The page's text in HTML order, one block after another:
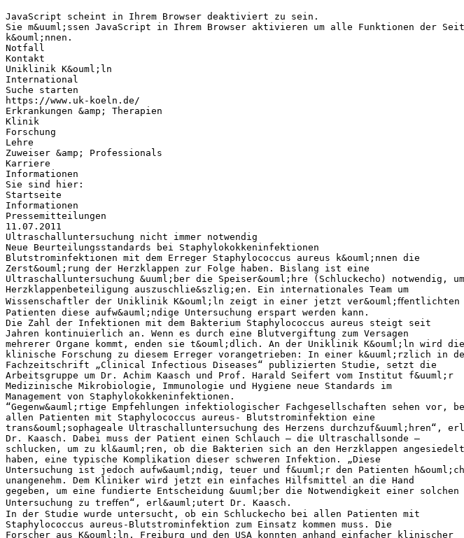
JavaScript scheint in Ihrem Browser deaktiviert zu sein.
Sie m&uuml;ssen JavaScript in Ihrem Browser aktivieren um alle Funktionen der
k&ouml;nnen.
Notfall
Kontakt
Uniklinik K&ouml;ln
International
Suche starten
https://www.uk-koeln.de/
Erkrankungen &amp; Therapien
Klinik
Forschung
Lehre
Zuweiser &amp; Professionals
Karriere
Informationen
Sie sind hier:
Startseite
Informationen
Pressemitteilungen
11.07.2011
Ultraschalluntersuchung nicht immer notwendig
Neue Beurteilungsstandards bei Staphylokokkeninfektionen
Blutstrominfektionen mit dem Erreger Staphylococcus aureus k&ouml;nnen die
Zerst&ouml;rung der Herzklappen zur Folge haben. Bislang ist eine
Ultraschalluntersuchung &uuml;ber die Speiser&ouml;hre (Schluckecho) notwendig,
Herzklappenbeteiligung auszuschlie&szlig;en. Ein internationales Team um
Wissenschaftler der Uniklinik K&ouml;ln zeigt in einer jetzt ver&ouml;ﬀentlichten
Patienten diese aufw&auml;ndige Untersuchung erspart werden kann.
Die Zahl der Infektionen mit dem Bakterium Staphylococcus aureus steigt seit
Jahren kontinuierlich an. Wenn es durch eine Blutvergiftung zum Versagen
mehrerer Organe kommt, enden sie t&ouml;dlich. An der Uniklinik K&ouml;ln wird die
klinische Forschung zu diesem Erreger vorangetrieben: In einer k&uuml;rzlich in
Fachzeitschrift „Clinical Infectious Diseases“ publizierten Studie, setzt die
Arbeitsgruppe um Dr. Achim Kaasch und Prof. Harald Seifert vom Institut f&uuml;r
Medizinische Mikrobiologie, Immunologie und Hygiene neue Standards im
Management von Staphylokokkeninfektionen.
“Gegenw&auml;rtige Empfehlungen infektiologischer Fachgesellschaften sehen vor,
allen Patienten mit Staphylococcus aureus- Blutstrominfektion eine
trans&ouml;sophageale Ultraschalluntersuchung des Herzens durchzuf&uuml;hren“,
Dr. Kaasch. Dabei muss der Patient einen Schlauch – die Ultraschallsonde –
schlucken, um zu kl&auml;ren, ob die Bakterien sich an den Herzklappen angesiedelt
haben, eine typische Komplikation dieser schweren Infektion. „Diese
Untersuchung ist jedoch aufw&auml;ndig, teuer und f&uuml;r den Patienten
unangenehm. Dem Kliniker wird jetzt ein einfaches Hilfsmittel an die Hand
gegeben, um eine fundierte Entscheidung &uuml;ber die Notwendigkeit einer solchen
Untersuchung zu treﬀen“, erl&auml;utert Dr. Kaasch.
In der Studie wurde untersucht, ob ein Schluckecho bei allen Patienten mit
Staphylococcus aureus-Blutstrominfektion zum Einsatz kommen muss. Die
Forscher aus K&ouml;ln, Freiburg und den USA konnten anhand einfacher klinischer